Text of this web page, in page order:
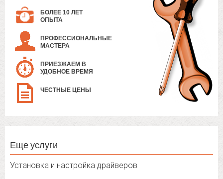
БОЛЕЕ 10 ЛЕТ
ОПЫТА
ПРОФЕССИОНАЛЬНЫЕ
МАСТЕРА
ПРИЕЗЖАЕМ В
УДОБНОЕ ВРЕМЯ
ЧЕСТНЫЕ ЦЕНЫ
Еще услуги
Установка и настройка драйверов